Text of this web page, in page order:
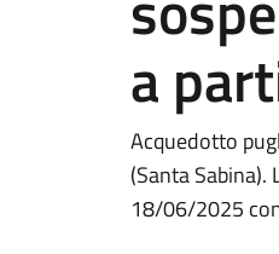
a
Acquedotto
(Santa
18/06/2025